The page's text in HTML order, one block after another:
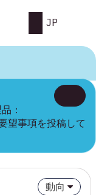
JP
：
望事項を投稿して
動向